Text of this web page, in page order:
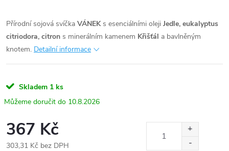
Přírodní sojová svíčka VÁNEKs esenciálními oleji Jedle, eukalyptus
citriodora, citron s minerálním kamenem Křišťál a bavlněným
knotem. Detailní informace
Skladem 1 ks
10.8.2026
367 Kč
303,31 Kč bez DPH